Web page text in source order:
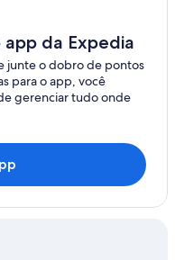
- Teixeira Soares
Soares
app da Expedia
junte o dobro de pontos
para o app, você
gerenciar tudo onde